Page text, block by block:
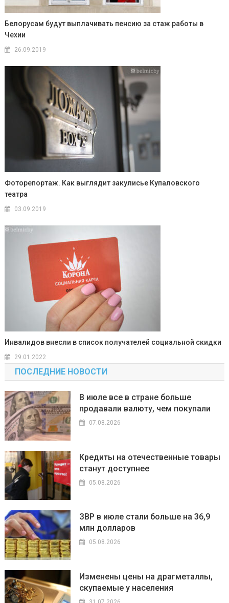
Белорусам будут выплачивать пенсию за стаж работы в
Чехии
26.09.2019
Фоторепортаж. Как выглядит закулисье Купаловского
театра
03.09.2019
Инвалидов внесли в список получателей социальной скидки
29.01.2022
ПОСЛЕДНИЕ НОВОСТИ
В июле все в стране больше
продавали валюту, чем покупали
07.08.2026
Кредиты на отечественные товары
станут доступнее
05.08.2026
ЗВР в июле стали больше на 36,9
млн долларов
05.08.2026
Изменены цены на драгметаллы,
скупаемые у населения